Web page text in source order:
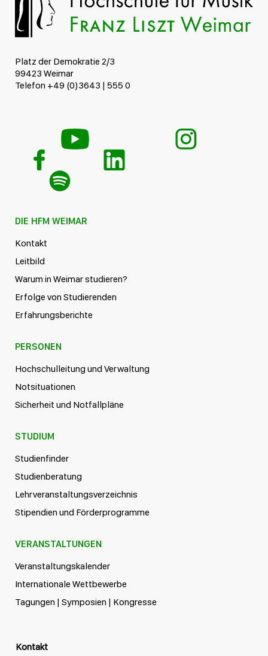
Platz der Demokratie 2/3
99423 Weimar
Telefon +49 (0)3643 | 555 0
DIE HFM WEIMAR
Kontakt
Leitbild
Warum in Weimar studieren?
Erfolge von Studierenden
Erfahrungsberichte
PERSONEN
Hochschulleitung und Verwaltung
Notsituationen
Sicherheit und Notfallpläne
STUDIUM
Studienfinder
Studienberatung
Lehrveranstaltungsverzeichnis
Stipendien und Förderprogramme
VERANSTALTUNGEN
Veranstaltungskalender
Internationale Wettbewerbe
Tagungen | Symposien | Kongresse
Kontakt